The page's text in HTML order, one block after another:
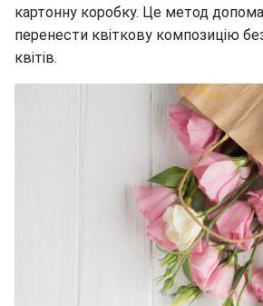
картонну коробку. Це метод
перенести квіткову композицію
квітів.